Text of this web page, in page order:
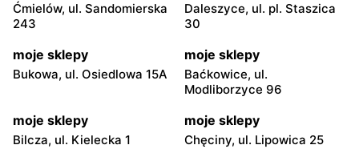
Ćmielów, ul. Sandomierska
243
Daleszyce, ul. pl. Staszica
30
moje sklepy
Bukowa, ul. Osiedlowa 15A
moje sklepy
Baćkowice, ul.
Modliborzyce 96
moje sklepy
Bilcza, ul. Kielecka 1
moje sklepy
Chęciny, ul. Lipowica 25